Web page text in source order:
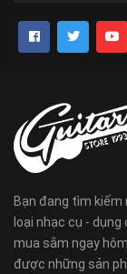
Bạn đang tìm kiếm
loại nhạc cụ -
mua sắm ngay
được những sản